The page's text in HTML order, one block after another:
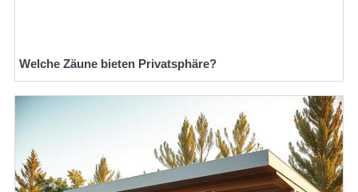
Welche Zäune bieten Privatsphäre?